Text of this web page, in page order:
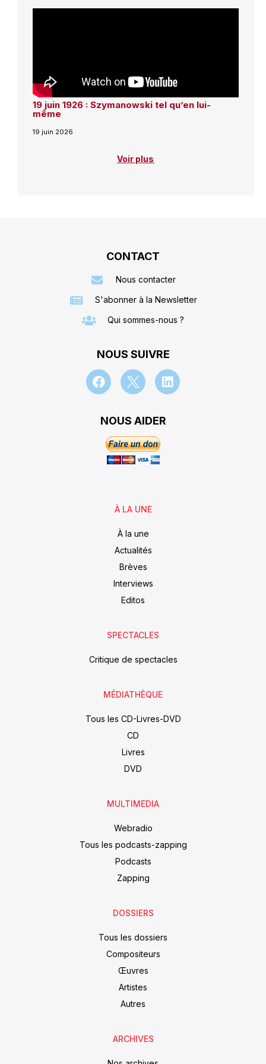
19 juin 1926 : Szymanowski tel qu’en lui-
même
19 juin 2026
Voir plus
CONTACT
Nous contacter
S'abonner à la Newsletter
Qui sommes-nous ?
NOUS SUIVRE
NOUS AIDER
À LA UNE
À la une
Actualités
Brèves
Interviews
Editos
SPECTACLES
Critique de spectacles
MÉDIATHÈQUE
Tous les CD-Livres-DVD
CD
Livres
DVD
MULTIMEDIA
Webradio
Tous les podcasts-zapping
Podcasts
Zapping
DOSSIERS
Tous les dossiers
Compositeurs
Œuvres
Artistes
Autres
ARCHIVES